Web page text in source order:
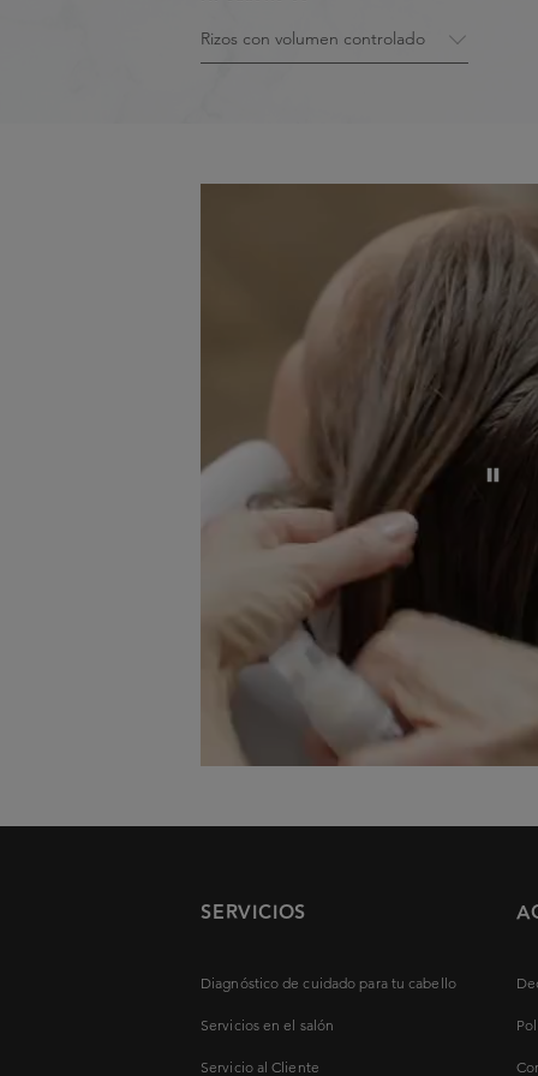
un toque natural. Efecto ligero.
No Favorable Review Found
Showing 0 out of 0
1 Star 2 Star
SERVICIOS
Diagnóstico de cuidado para tu cabello
Servicios en el salón
Servicio al Cliente